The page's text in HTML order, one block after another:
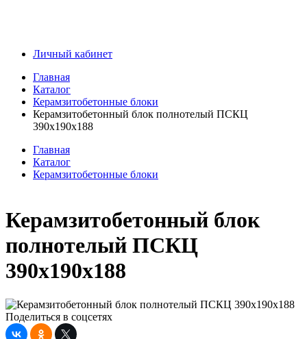
Личный кабинет
Главная
Каталог
Керамзитобетонные блоки
Керамзитобетонный блок полнотелый ПСКЦ
390х190х188
Главная
Каталог
Керамзитобетонные блоки
Керамзитобетонный блок
полнотелый ПСКЦ
390х190х188
Поделиться в соцсетях